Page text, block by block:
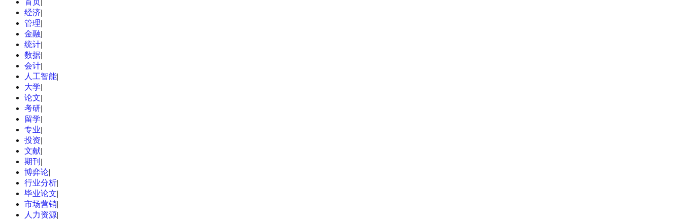
首页|
经济|
管理|
金融|
统计|
数据|
会计|
人工智能|
大学|
论文|
考研|
留学|
专业|
投资|
文献|
期刊 |
博弈论|
行业分析|
毕业论文|
市场营销|
人力资源|